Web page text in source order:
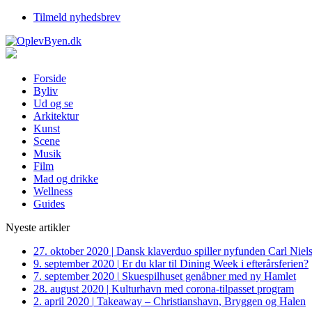
Tilmeld nyhedsbrev
Forside
Byliv
Ud og se
Arkitektur
Kunst
Scene
Musik
Film
Mad og drikke
Wellness
Guides
Nyeste artikler
27. oktober 2020 | Dansk klaverduo spiller nyfunden Carl
9. september 2020 | Er du klar til Dining Week i efterårsferien?
7. september 2020 | Skuespilhuset genåbner med ny Hamlet
28. august 2020 | Kulturhavn med corona-tilpasset program
2. april 2020 | Takeaway – Christianshavn, Bryggen og Halen